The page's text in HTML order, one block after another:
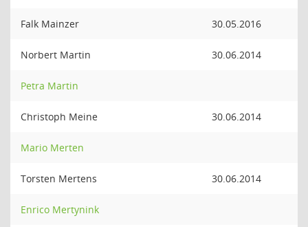
Falk Mainzer 30.05.2016
Norbert Martin 30.06.2014
Petra Martin
Christoph Meine 30.06.2014
Mario Merten
Torsten Mertens 30.06.2014
Enrico Mertynink